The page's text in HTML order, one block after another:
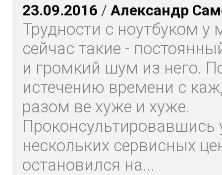
23.09.2016 / Александр
Трудности с ноутбуком у
сейчас такие -
и громкий шум из него.
истечению времени с
разом ве хуже и хуже.
Проконсультировавшись
нескольких сервисных
остановился на...